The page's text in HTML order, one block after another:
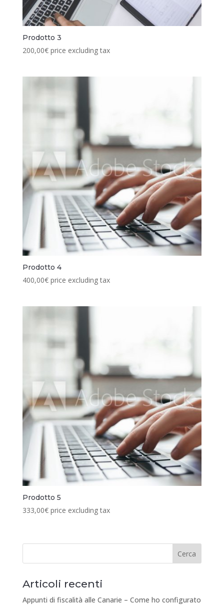
Prodotto 3
200,00€ price excluding tax
Prodotto 4
400,00€ price excluding tax
Prodotto 5
333,00€ price excluding tax
Articoli recenti
Appunti di fiscalità alle Canarie – Come ho configurato